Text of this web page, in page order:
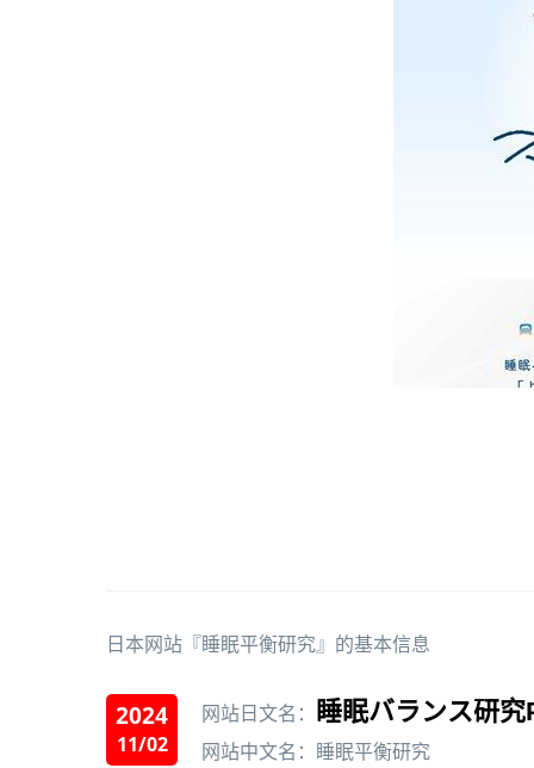
日本网站『睡眠平衡研究』的基本信息
2024
11/02
网站日文名： 睡眠バランス研
网站中文名：睡眠平衡研究